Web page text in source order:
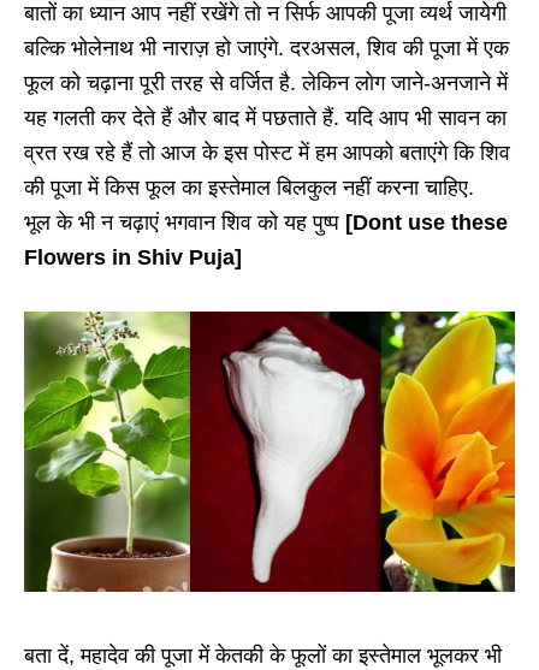
बातों का ध्यान आप नहीं रखेंगे तो न सिर्फ आपकी पूजा व्यर्थ जायेगी
बल्कि भोलेनाथ भी नाराज़ हो जाएंगे. दरअसल, शिव की पूजा में एक
फूल को चढ़ाना पूरी तरह से वर्जित है. लेकिन लोग जाने-अनजाने में
यह गलती कर देते हैं और बाद में पछताते हैं. यदि आप भी सावन का
व्रत रख रहे हैं तो आज के इस पोस्ट में हम आपको बताएंगे कि शिव
की पूजा में किस फूल का इस्तेमाल बिलकुल नहीं करना चाहिए.
भूल के भी न चढ़ाएं भगवान शिव को यह पुष्प [Dont use these
Flowers in Shiv Puja]
बता दें, महादेव की पूजा में केतकी के फूलों का इस्तेमाल भूलकर भी